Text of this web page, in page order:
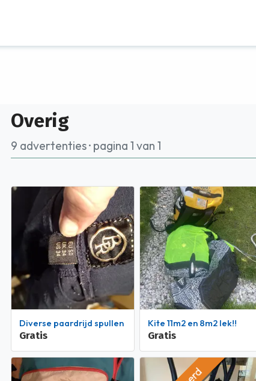
Overig
9 advertenties · pagina 1 van 1
Diverse paardrijd spullen
Gratis
Kite 11m2 en 8m2 lek!!
Gratis